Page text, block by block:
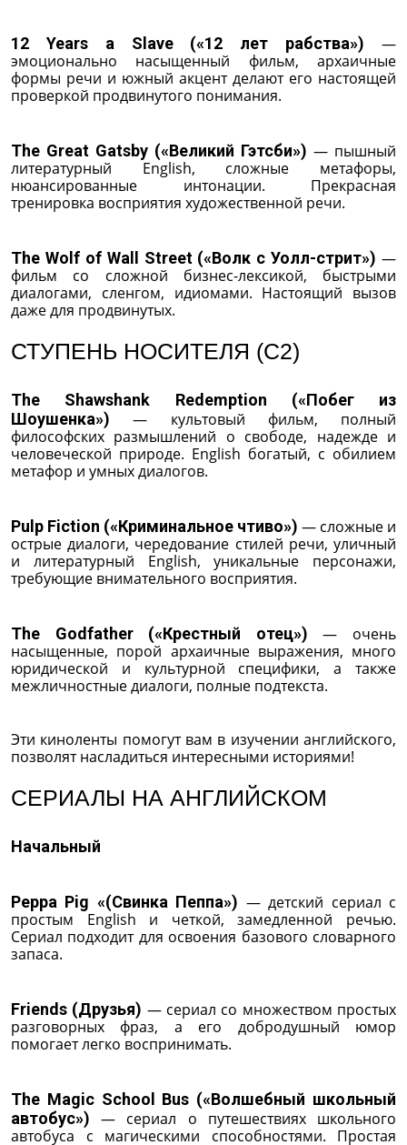
12 Years a Slave («12 лет рабства») —
эмоционально насыщенный фильм, архаичные
формы речи и южный акцент делают его настоящей
проверкой продвинутого понимания.
The Great Gatsby («Великий Гэтсби») — пышный
литературный English, сложные метафоры,
нюансированные интонации. Прекрасная
тренировка восприятия художественной речи.
The Wolf of Wall Street («Волк с Уолл-стрит») —
фильм со сложной бизнес-лексикой, быстрыми
диалогами, сленгом, идиомами. Настоящий вызов
даже для продвинутых.
СТУПЕНЬ НОСИТЕЛЯ (C2)
The Shawshank Redemption («Побег из
Шоушенка») — культовый фильм, полный
философских размышлений о свободе, надежде и
человеческой природе. English богатый, с обилием
метафор и умных диалогов.
Pulp Fiction («Криминальное чтиво») — сложные и
острые диалоги, чередование стилей речи, уличный
и литературный English, уникальные персонажи,
требующие внимательного восприятия.
The Godfather («Крестный отец») — очень
насыщенные, порой архаичные выражения, много
юридической и культурной специфики, а также
межличностные диалоги, полные подтекста.
Эти киноленты помогут вам в изучении английского,
позволят насладиться интересными историями!
СЕРИАЛЫ НА АНГЛИЙСКОМ
Начальный
Peppa Pig «(Свинка Пеппа») — детский сериал с
простым English и четкой, замедленной речью.
Сериал подходит для освоения базового словарного
запаса.
Friends (Друзья) — сериал со множеством простых
разговорных фраз, а его добродушный юмор
помогает легко воспринимать.
The Magic School Bus («Волшебный школьный
автобус») — сериал о путешествиях школьного
автобуса с магическими способностями. Простая